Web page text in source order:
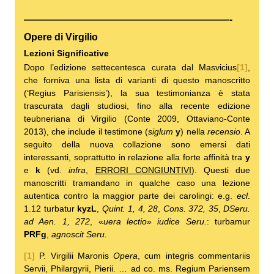
—————————————————————-
Opere di Virgilio
Lezioni Significative
Dopo l’edizione settecentesca curata dal Masvicius[1]
che forniva una lista di varianti di questo manoscritto
(‘Regius Parisiensis’), la sua testimonianza è stata
trascurata dagli studiosi, fino alla recente edizione
teubneriana di Virgilio (Conte 2009, Ottaviano-Conte
2013), che include il testimone (siglum y) nella recensio. A
seguito della nuova collazione sono emersi dati
interessanti, soprattutto in relazione alla forte affinità tra y
e k (vd.infra ERRORI CONGIUNTIVI). Questi due
manoscritti tramandano in qualche caso una lezione
autentica contro la maggior parte dei carolingi: e.g. ecl.
1.12 turbatur kyzL Quint. 1, 4, 28 Cons. 372, 35, DSeru.
ad Aen. 1, 272 , «uera lectio»iudice Seru. : turbamur
PRFg agnoscit Seru.
[1] P. Virgilii MaronisOpera , cum integris commentariis
Servii, Philargyrii, Pierii. … ad co. ms. Regium Pariensem